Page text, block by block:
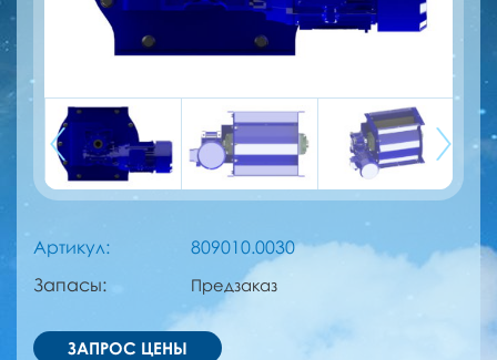
Артикул:
809010.0030
Запасы:
Предзаказ
ЗАПРОС ЦЕНЫ